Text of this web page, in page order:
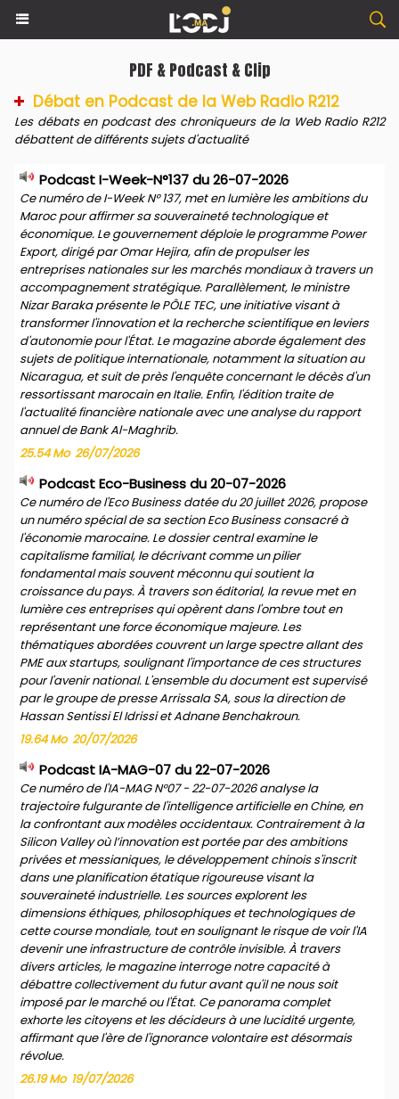
PDF & Podcast & Clip
Débat en Podcast de la Web Radio R212
Les débats en podcast des chroniqueurs de la Web Radio R212
débattent de différents sujets d'actualité
Podcast I-Week-N°137 du 26-07-2026
Ce numéro de I-Week N° 137, met en lumière les ambitions du
Maroc pour affirmer sa souveraineté technologique et
économique. Le gouvernement déploie le programme Power
Export, dirigé par Omar Hejira, afin de propulser les
entreprises nationales sur les marchés mondiaux à travers un
accompagnement stratégique. Parallèlement, le ministre
Nizar Baraka présente le PÔLE TEC, une initiative visant à
transformer l'innovation et la recherche scientifique en leviers
d'autonomie pour l'État. Le magazine aborde également des
sujets de politique internationale, notamment la situation au
Nicaragua, et suit de près l'enquête concernant le décès d'un
ressortissant marocain en Italie. Enfin, l'édition traite de
l'actualité financière nationale avec une analyse du rapport
annuel de Bank Al-Maghrib.
25.54 Mo 26/07/2026
Podcast Eco-Business du 20-07-2026
Ce numéro de l'Eco Business datée du 20 juillet 2026, propose
un numéro spécial de sa section Eco Business consacré à
l'économie marocaine. Le dossier central examine le
capitalisme familial, le décrivant comme un pilier
fondamental mais souvent méconnu qui soutient la
croissance du pays. À travers son éditorial, la revue met en
lumière ces entreprises qui opèrent dans l'ombre tout en
représentant une force économique majeure. Les
thématiques abordées couvrent un large spectre allant des
PME aux startups, soulignant l'importance de ces structures
pour l'avenir national. L'ensemble du document est supervisé
par le groupe de presse Arrissala SA, sous la direction de
Hassan Sentissi El Idrissi et Adnane Benchakroun.
19.64 Mo 20/07/2026
Podcast IA-MAG-07 du 22-07-2026
Ce numéro de l'IA-MAG N°07 - 22-07-2026 analyse la
trajectoire fulgurante de l'intelligence artificielle en Chine, en
la confrontant aux modèles occidentaux. Contrairement à la
Silicon Valley où l’innovation est portée par des ambitions
privées et messianiques, le développement chinois s'inscrit
dans une planification étatique rigoureuse visant la
souveraineté industrielle. Les sources explorent les
dimensions éthiques, philosophiques et technologiques de
cette course mondiale, tout en soulignant le risque de voir l'IA
devenir une infrastructure de contrôle invisible. À travers
divers articles, le magazine interroge notre capacité à
débattre collectivement du futur avant qu'il ne nous soit
imposé par le marché ou l'État. Ce panorama complet
exhorte les citoyens et les décideurs à une lucidité urgente,
affirmant que l'ère de l'ignorance volontaire est désormais
révolue.
26.19 Mo 19/07/2026